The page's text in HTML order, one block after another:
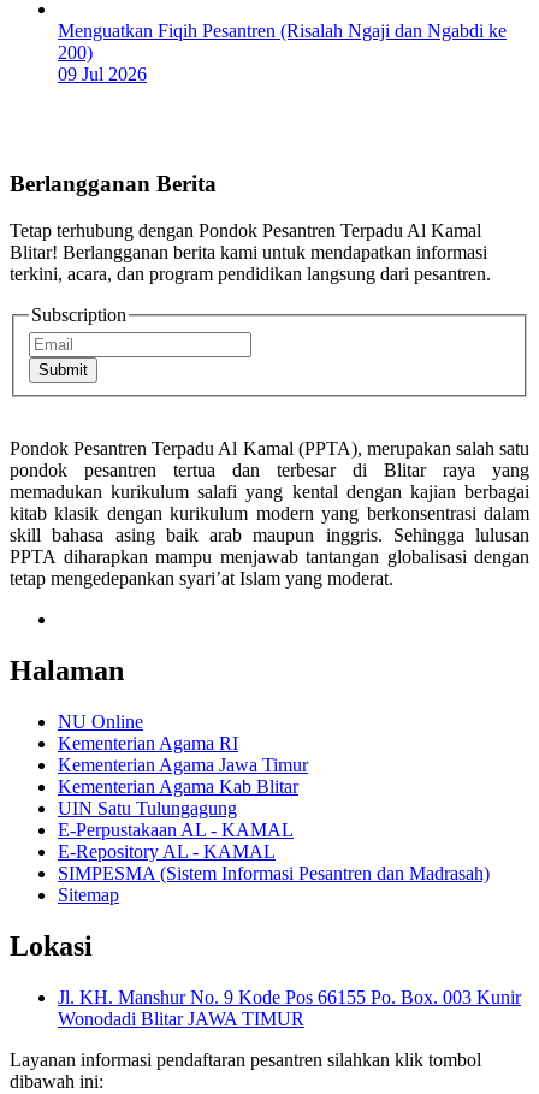
Menguatkan Fiqih Pesantren (Risalah Ngaji dan Ngabdi ke
200)
09 Jul 2026
Berlangganan Berita
Tetap terhubung dengan Pondok Pesantren Terpadu Al Kamal
Blitar! Berlangganan berita kami untuk mendapatkan informasi
terkini, acara, dan program pendidikan langsung dari pesantren.
Subscription
Submit
Pondok Pesantren Terpadu Al Kamal (PPTA), merupakan salah satu
pondok pesantren tertua dan terbesar di Blitar raya yang
memadukan kurikulum salafi yang kental dengan kajian berbagai
kitab klasik dengan kurikulum modern yang berkonsentrasi dalam
skill bahasa asing baik arab maupun inggris. Sehingga lulusan
PPTA diharapkan mampu menjawab tantangan globalisasi dengan
tetap mengedepankan syari’at Islam yang moderat.
Halaman
NU Online
Kementerian Agama RI
Kementerian Agama Jawa Timur
Kementerian Agama Kab Blitar
UIN Satu Tulungagung
E-Perpustakaan AL - KAMAL
E-Repository AL - KAMAL
SIMPESMA (Sistem Informasi Pesantren dan Madrasah)
Sitemap
Lokasi
Jl. KH. Manshur No. 9 Kode Pos 66155 Po. Box. 003 Kunir
Wonodadi Blitar JAWA TIMUR
Layanan informasi pendaftaran pesantren silahkan klik tombol
dibawah ini: